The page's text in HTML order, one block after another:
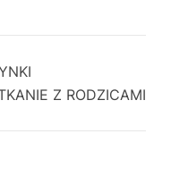
Z RODZICAMI